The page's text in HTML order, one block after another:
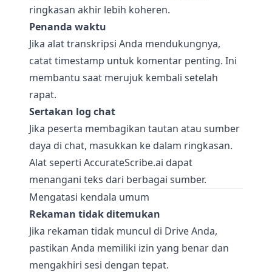
ringkasan akhir lebih koheren.
Penanda waktu
Jika alat transkripsi Anda mendukungnya,
catat timestamp untuk komentar penting. Ini
membantu saat merujuk kembali setelah
rapat.
Sertakan log chat
Jika peserta membagikan tautan atau sumber
daya di chat, masukkan ke dalam ringkasan.
Alat seperti AccurateScribe.ai dapat
menangani teks dari berbagai sumber.
Mengatasi kendala umum
Rekaman tidak ditemukan
Jika rekaman tidak muncul di Drive Anda,
pastikan Anda memiliki izin yang benar dan
mengakhiri sesi dengan tepat.